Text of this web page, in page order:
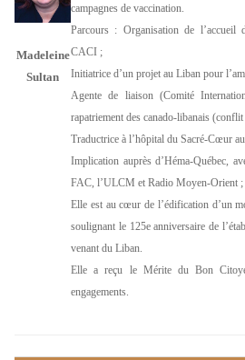
Madeleine
Sultan
campagnes de vaccination.
Parcours : Organisation de l’accueil
CACI ;
Initiatrice d’un projet au Liban pour
Agente de liaison (Comité
rapatriement des canado-libanais
Traductrice à l’hôpital du Sacré-Cœur
Implication auprès d’Héma-Québec,
FAC, l’ULCM et Radio Moyen-Orient ;
Elle est au cœur de l’édification d’un
soulignant le 125e anniversaire de
venant du Liban.
Elle a reçu le Mérite du Bon
engagements.